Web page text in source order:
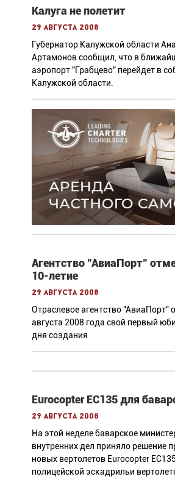
Калуга не полетит
29 августа 2008
Губернатор Калужской области
Артамонов сообщил, что в
аэропорт "Грабцево" перейдет в
Калужской области.
Агентство "АвиаПорт"
10-летие
29 августа 2008
Отраслевое агентство "АвиаПорт"
августа 2008 года свой первый
дня создания
Eurocopter ЕС135 для
29 августа 2008
На этой неделе баварское
внутренних дел приняло решение
новых вертолетов Eurocopter
полицейской эскадрильи